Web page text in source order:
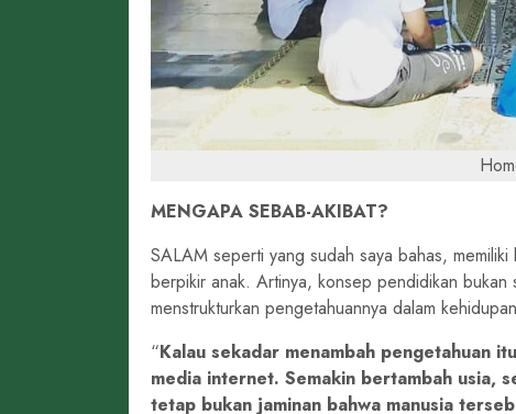
MENGAPA SEBAB-AKIBAT?
SALAM seperti yang sudah saya bahas,
berpikir anak. Artinya, konsep pendidikan bukan
menstrukturkan pengetahuannya dalam
Kalau sekadar menambah pengetahuan
media internet. Semakin bertambah usia,
tetap bukan jaminan bahwa manusia